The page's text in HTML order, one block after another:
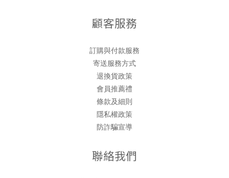
顧客服務
訂購與付款服務
寄送服務方式
退換貨政策
會員推薦禮
條款及細則
隱私權政策
防詐騙宣導
聯絡我們